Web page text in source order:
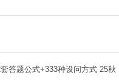
答题公式+333种设问方式 25秋